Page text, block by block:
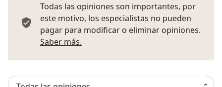
Todas las opiniones son importantes, por
este motivo, los especialistas no pueden
pagar para modificar o eliminar opiniones.
Saber más.